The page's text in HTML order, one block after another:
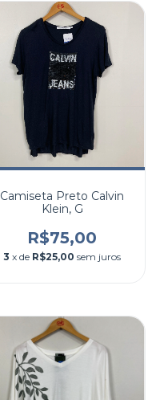
Camiseta Preto Calvin
Klein, G
R$75,00
3 x de R$25,00 sem juros